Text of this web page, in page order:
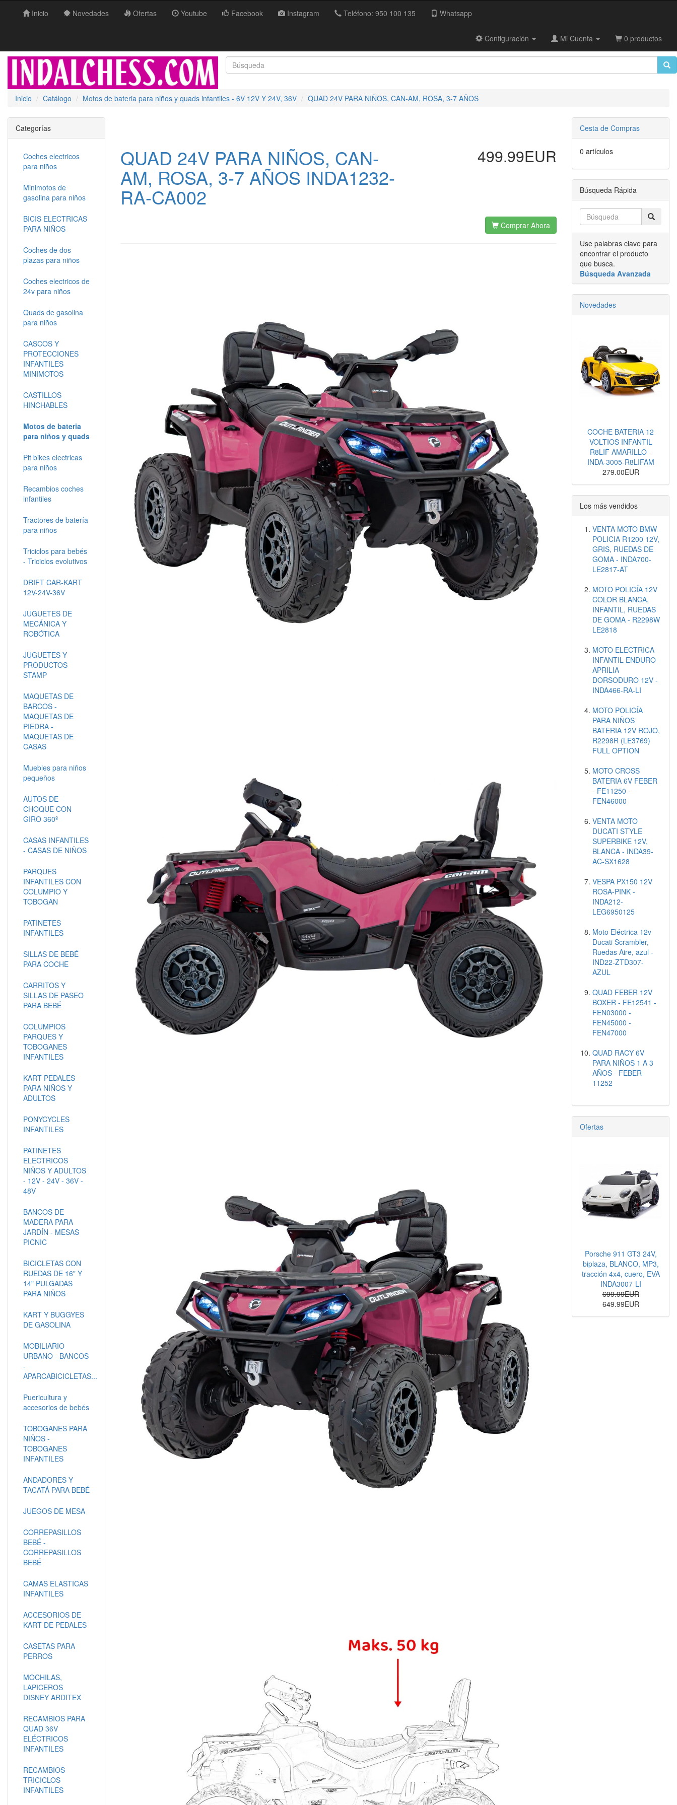
Inicio Novedades Ofertas Youtube Facebook Instagram Teléfono: 950 100 135 Whatsapp
Configuración Mi Cuenta 0 productos
Inicio Catálogo Motos de bateria para niños y quads infantiles - 6V 12V Y 24V, 36V QUAD 24V PARA NIÑOS, CAN-AM, ROSA, 3-7 AÑOS
QUAD 24V PARA NIÑOS, CAN-
AM, ROSA, 3-7 AÑOS INDA1232-
RA-CA002
499.99EUR
Comprar Ahora
Categorías
Coches electricos
para niños
Minimotos de
gasolina para niños
BICIS ELECTRICAS
PARA NIÑOS
Coches de dos
plazas para niños
Coches electricos de
24v para niños
Quads de gasolina
para niños
CASCOS Y
PROTECCIONES
INFANTILES
MINIMOTOS
CASTILLOS
HINCHABLES
Motos de bateria
para niños y quads
Pit bikes electricas
para niños
Recambios coches
infantiles
Tractores de batería
para niños
Triciclos para bebés
- Triciclos evolutivos
DRIFT CAR-KART
12V-24V-36V
JUGUETES DE
MECÁNICA Y
ROBÓTICA
JUGUETES Y
PRODUCTOS
STAMP
MAQUETAS DE
BARCOS -
MAQUETAS DE
PIEDRA -
MAQUETAS DE
CASAS
Muebles para niños
pequeños
AUTOS DE
CHOQUE CON
GIRO 360º
CASAS INFANTILES
- CASAS DE NIÑOS
PARQUES
INFANTILES CON
COLUMPIO Y
TOBOGAN
PATINETES
INFANTILES
SILLAS DE BEBÉ
PARA COCHE
CARRITOS Y
SILLAS DE PASEO
PARA BEBÉ
COLUMPIOS
PARQUES Y
TOBOGANES
INFANTILES
KART PEDALES
PARA NIÑOS Y
ADULTOS
PONYCYCLES
INFANTILES
PATINETES
ELECTRICOS
NIÑOS Y ADULTOS
- 12V - 24V - 36V -
48V
BANCOS DE
MADERA PARA
JARDÍN - MESAS
PICNIC
BICICLETAS CON
RUEDAS DE 16" Y
14" PULGADAS
PARA NIÑOS
KART Y BUGGYES
DE GASOLINA
MOBILIARIO
URBANO - BANCOS
-
APARCABICICLETAS...
Puericultura y
accesorios de bebés
TOBOGANES PARA
NIÑOS -
TOBOGANES
INFANTILES
ANDADORES Y
TACATÁ PARA BEBÉ
JUEGOS DE MESA
CORREPASILLOS
BEBÉ -
CORREPASILLOS
BEBÉ
CAMAS ELASTICAS
INFANTILES
ACCESORIOS DE
KART DE PEDALES
CASETAS PARA
PERROS
MOCHILAS,
LAPICEROS
DISNEY ARDITEX
RECAMBIOS PARA
QUAD 36V
ELÉCTRICOS
INFANTILES
RECAMBIOS
TRICICLOS
INFANTILES
Cesta de Compras
0 artículos
Búsqueda Rápida
Use palabras clave para
encontrar el producto
que busca.
Búsqueda Avanzada
Novedades
COCHE BATERIA 12
VOLTIOS INFANTIL
R8LIF AMARILLO -
INDA-3005-R8LIFAM
279.00EUR
Los más vendidos
VENTA MOTO BMW
POLICIA R1200 12V,
GRIS, RUEDAS DE
GOMA - INDA700-
LE2817-AT
MOTO POLICÍA 12V
COLOR BLANCA,
INFANTIL, RUEDAS
DE GOMA - R2298W
LE2818
MOTO ELECTRICA
INFANTIL ENDURO
APRILIA
DORSODURO 12V -
INDA466-RA-LI
MOTO POLICÍA
PARA NIÑOS
BATERIA 12V ROJO,
R2298R (LE3769)
FULL OPTION
MOTO CROSS
BATERIA 6V FEBER
- FE11250 -
FEN46000
VENTA MOTO
DUCATI STYLE
SUPERBIKE 12V,
BLANCA - INDA39-
AC-SX1628
VESPA PX150 12V
ROSA-PINK -
INDA212-
LEG6950125
Moto Eléctrica 12v
Ducati Scrambler,
Ruedas Aire, azul -
IND22-ZTD307-
AZUL
QUAD FEBER 12V
BOXER - FE12541 -
FEN03000 -
FEN45000 -
FEN47000
QUAD RACY 6V
PARA NIÑOS 1 A 3
AÑOS - FEBER
11252
Ofertas
Porsche 911 GT3 24V,
biplaza, BLANCO, MP3,
tracción 4x4, cuero, EVA
INDA3007-LI
699.99EUR
649.99EUR